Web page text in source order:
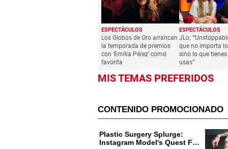
ESPECTÁCULOS
Los Globos de Oro arrancan
la temporada de premios
con ‘Emilia Pérez’ como
favorita
ESPECTÁCULOS
JLo:
que no importa
sino lo que
usas”
MIS TEMAS PREFERIDOS